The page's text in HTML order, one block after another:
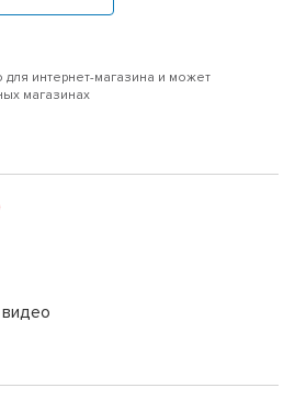
для интернет-магазина и может
магазинах